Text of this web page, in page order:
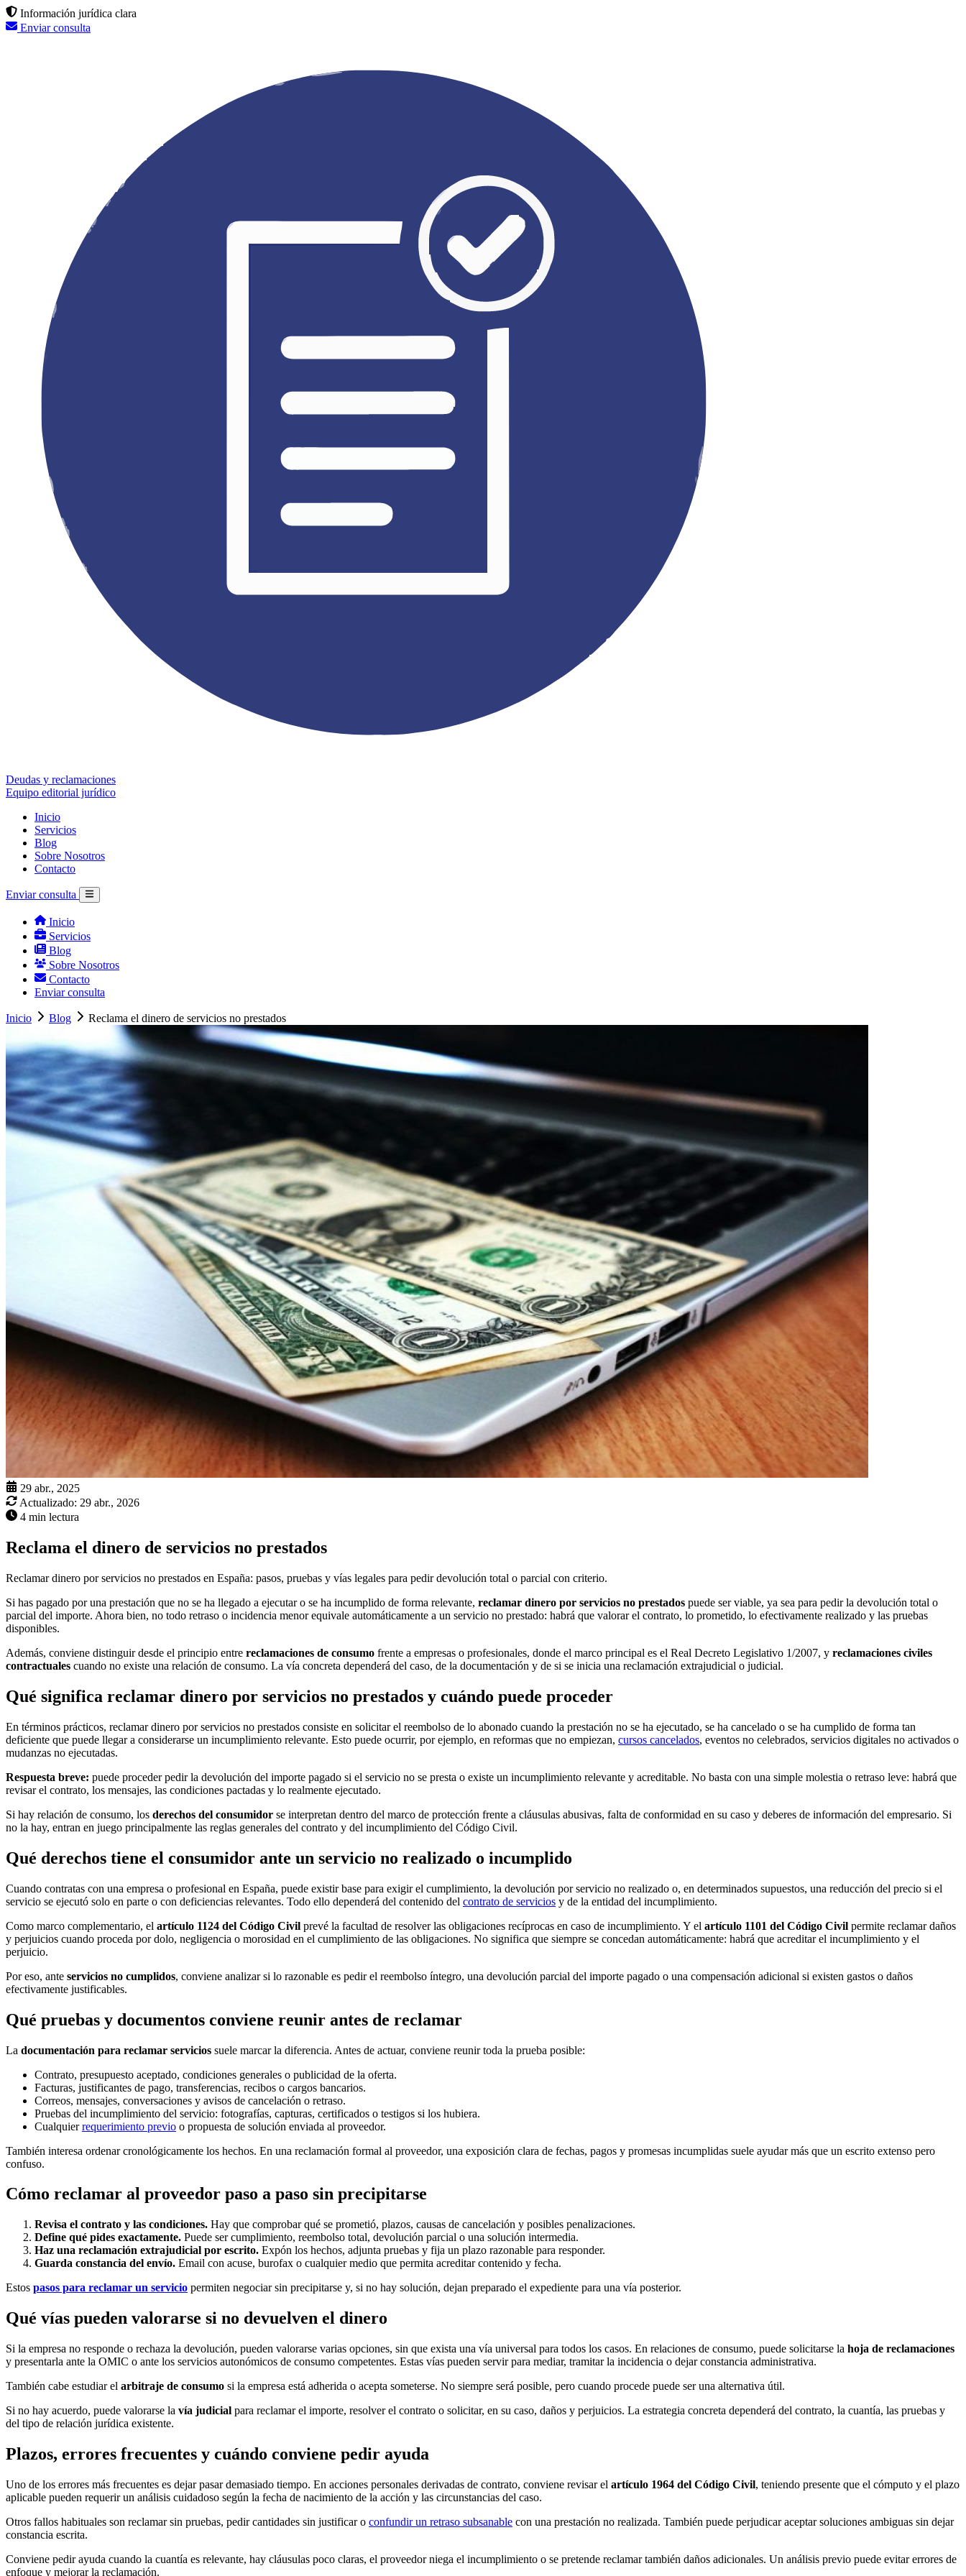
Información jurídica clara
Enviar consulta
Deudas y reclamaciones
Equipo editorial jurídico
Inicio
Servicios
Blog
Sobre Nosotros
Contacto
Enviar consulta
Inicio
Servicios
Blog
Sobre Nosotros
Contacto
Enviar consulta
Inicio Blog Reclama el dinero de servicios no prestados
29 abr., 2025
Actualizado: 29 abr., 2026
4 min lectura
Reclama el dinero de servicios no prestados
Reclamar dinero por servicios no prestados en España: pasos, pruebas y vías legales para pedir devolución total o parcial con criterio.
Si has pagado por una prestación que no se ha llegado a ejecutar o se ha incumplido de forma relevante, reclamar dinero por servicios no prestados puede ser viable, ya sea para pedir la devolución total o
parcial del importe. Ahora bien, no todo retraso o incidencia menor equivale automáticamente a un servicio no prestado: habrá que valorar el contrato, lo prometido, lo efectivamente realizado y las pruebas
disponibles.
Además, conviene distinguir desde el principio entre reclamaciones de consumo frente a empresas o profesionales, donde el marco principal es el Real Decreto Legislativo 1/2007, y reclamaciones civiles
contractuales cuando no existe una relación de consumo. La vía concreta dependerá del caso, de la documentación y de si se inicia una reclamación extrajudicial o judicial.
Qué significa reclamar dinero por servicios no prestados y cuándo puede proceder
En términos prácticos, reclamar dinero por servicios no prestados consiste en solicitar el reembolso de lo abonado cuando la prestación no se ha ejecutado, se ha cancelado o se ha cumplido de forma tan
deficiente que puede llegar a considerarse un incumplimiento relevante. Esto puede ocurrir, por ejemplo, en reformas que no empiezan, cursos cancelados, eventos no celebrados, servicios digitales no activados o
mudanzas no ejecutadas.
Respuesta breve: puede proceder pedir la devolución del importe pagado si el servicio no se presta o existe un incumplimiento relevante y acreditable. No basta con una simple molestia o retraso leve: habrá que
revisar el contrato, los mensajes, las condiciones pactadas y lo realmente ejecutado.
Si hay relación de consumo, los derechos del consumidor se interpretan dentro del marco de protección frente a cláusulas abusivas, falta de conformidad en su caso y deberes de información del empresario. Si
no la hay, entran en juego principalmente las reglas generales del contrato y del incumplimiento del Código Civil.
Qué derechos tiene el consumidor ante un servicio no realizado o incumplido
Cuando contratas con una empresa o profesional en España, puede existir base para exigir el cumplimiento, la devolución por servicio no realizado o, en determinados supuestos, una reducción del precio si el
servicio se ejecutó solo en parte o con deficiencias relevantes. Todo ello dependerá del contenido del contrato de servicios y de la entidad del incumplimiento.
Como marco complementario, el artículo 1124 del Código Civil prevé la facultad de resolver las obligaciones recíprocas en caso de incumplimiento. Y el artículo 1101 del Código Civil permite reclamar daños
y perjuicios cuando proceda por dolo, negligencia o morosidad en el cumplimiento de las obligaciones. No significa que siempre se concedan automáticamente: habrá que acreditar el incumplimiento y el
perjuicio.
Por eso, ante servicios no cumplidos, conviene analizar si lo razonable es pedir el reembolso íntegro, una devolución parcial del importe pagado o una compensación adicional si existen gastos o daños
efectivamente justificables.
Qué pruebas y documentos conviene reunir antes de reclamar
La documentación para reclamar servicios suele marcar la diferencia. Antes de actuar, conviene reunir toda la prueba posible:
Contrato, presupuesto aceptado, condiciones generales o publicidad de la oferta.
Facturas, justificantes de pago, transferencias, recibos o cargos bancarios.
Correos, mensajes, conversaciones y avisos de cancelación o retraso.
Pruebas del incumplimiento del servicio: fotografías, capturas, certificados o testigos si los hubiera.
Cualquierrequerimiento previo o propuesta de solución enviada al proveedor.
También interesa ordenar cronológicamente los hechos. En una reclamación formal al proveedor, una exposición clara de fechas, pagos y promesas incumplidas suele ayudar más que un escrito extenso pero
confuso.
Cómo reclamar al proveedor paso a paso sin precipitarse
Revisa el contrato y las condiciones. Hay que comprobar qué se prometió, plazos, causas de cancelación y posibles penalizaciones.
Define qué pides exactamente. Puede ser cumplimiento, reembolso total, devolución parcial o una solución intermedia.
Haz una reclamación extrajudicial por escrito. Expón los hechos, adjunta pruebas y fija un plazo razonable para responder.
Guarda constancia del envío. Email con acuse, burofax o cualquier medio que permita acreditar contenido y fecha.
Estos pasos para reclamar un servicio permiten negociar sin precipitarse y, si no hay solución, dejan preparado el expediente para una vía posterior.
Qué vías pueden valorarse si no devuelven el dinero
Si la empresa no responde o rechaza la devolución, pueden valorarse varias opciones, sin que exista una vía universal para todos los casos. En relaciones de consumo, puede solicitarse la hoja de reclamaciones
y presentarla ante la OMIC o ante los servicios autonómicos de consumo competentes. Estas vías pueden servir para mediar, tramitar la incidencia o dejar constancia administrativa.
También cabe estudiar el arbitraje de consumo si la empresa está adherida o acepta someterse. No siempre será posible, pero cuando procede puede ser una alternativa útil.
Si no hay acuerdo, puede valorarse la vía judicial para reclamar el importe, resolver el contrato o solicitar, en su caso, daños y perjuicios. La estrategia concreta dependerá del contrato, la cuantía, las pruebas y
del tipo de relación jurídica existente.
Plazos, errores frecuentes y cuándo conviene pedir ayuda
Uno de los errores más frecuentes es dejar pasar demasiado tiempo. En acciones personales derivadas de contrato, conviene revisar el artículo 1964 del Código Civil, teniendo presente que el cómputo y el plazo
aplicable pueden requerir un análisis cuidadoso según la fecha de nacimiento de la acción y las circunstancias del caso.
Otros fallos habituales son reclamar sin pruebas, pedir cantidades sin justificar o confundir un retraso subsanable con una prestación no realizada. También puede perjudicar aceptar soluciones ambiguas sin dejar
constancia escrita.
Conviene pedir ayuda cuando la cuantía es relevante, hay cláusulas poco claras, el proveedor niega el incumplimiento o se pretende reclamar también daños adicionales. Un análisis previo puede evitar errores de
enfoque y mejorar la reclamación.